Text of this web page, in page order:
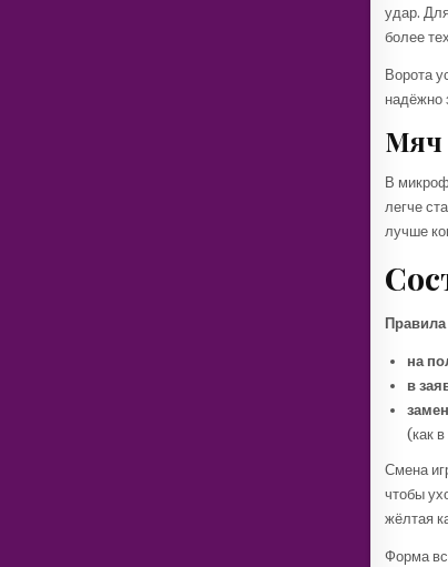
удар.
более
Ворота
надёжно
Мяч
В
легче
лучше
на
в
(как в
Смена
чтобы
жёлтая
Форма